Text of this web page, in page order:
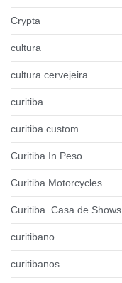
Crypta
cultura
cultura cervejeira
curitiba
curitiba custom
Curitiba In Peso
Curitiba Motorcycles
Curitiba. Casa de Shows
curitibano
curitibanos